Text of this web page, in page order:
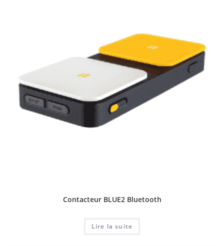
Contacteur BLUE2 Bluetooth
Lire la suite